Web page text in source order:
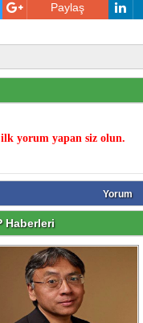
Paylaş
yorum yapan siz olun.
Yorum
Haberleri